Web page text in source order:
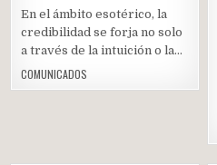
En el ámbito esotérico, la
credibilidad se forja no solo
a través de la intuición o la…
COMUNICADOS